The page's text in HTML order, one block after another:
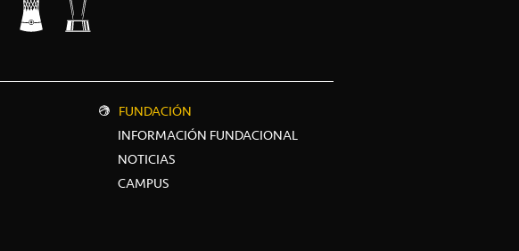
FUNDACIÓN
INFORMACIÓN FUNDACIONAL
NOTICIAS
CAMPUS